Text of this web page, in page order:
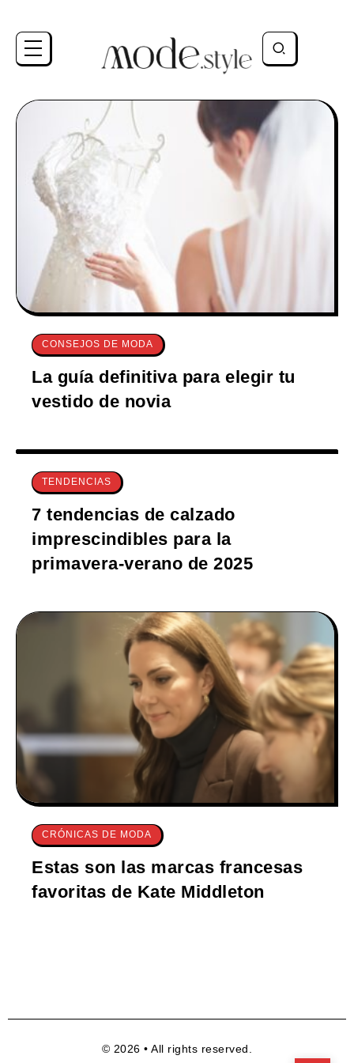
CONSEJOS DE MODA
La guía definitiva para elegir tu
vestido de novia
TENDENCIAS
7 tendencias de calzado
imprescindibles para la
primavera-verano de 2025
CRÓNICAS DE MODA
Estas son las marcas francesas
favoritas de Kate Middleton
© 2026 • All rights reserved.